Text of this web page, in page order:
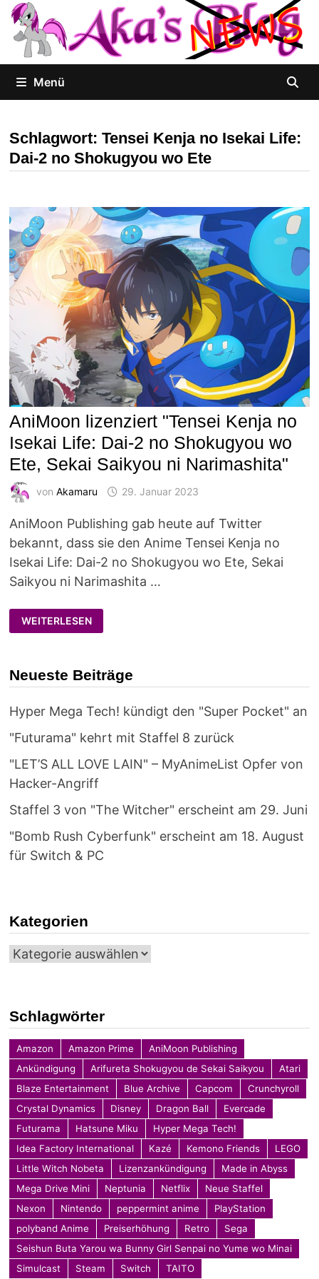
Zum
Inhalt
springen
Menü
Schlagwort: Tensei Kenja no Isekai Life:
Dai-2 no Shokugyou wo Ete
AniMoon lizenziert "Tensei Kenja no
Isekai Life: Dai-2 no Shokugyou wo
Ete, Sekai Saikyou ni Narimashita"
von Akamaru 29. Januar 2023
AniMoon Publishing gab heute auf Twitter
bekannt, dass sie den Anime Tensei Kenja no
Isekai Life: Dai-2 no Shokugyou wo Ete, Sekai
Saikyou ni Narimashita …
ANIMOON
LIZENZIERT
"TENSEI
LIFE:
DAI-
SHOKUGYOU
ETE,
SEKAI
NI
WEITERLESEN
Neueste Beiträge
Hyper Mega Tech! kündigt den "Super Pocket" an
"Futurama" kehrt mit Staffel 8 zurück
"LET’S ALL LOVE LAIN" – MyAnimeList Opfer von
Hacker-Angriff
Staffel 3 von "The Witcher" erscheint am 29. Juni
"Bomb Rush Cyberfunk" erscheint am 18. August
für Switch & PC
Kategorien
Kategorien
Schlagwörter
Amazon Amazon Prime
AniMoon Publishing
Ankündigung
Arifureta Shokugyou de Sekai Saikyou
Atari
Blaze Entertainment
Blue Archive Capcom
Crunchyroll
Crystal Dynamics
Disney Dragon Ball
Evercade
Futurama
Hatsune Miku
Hyper Mega Tech!
Idea Factory International
Kazé Kemono Friends
LEGO
Little Witch Nobeta
Lizenzankündigung
Made in Abyss
Mega Drive Mini
Neptunia Netflix
Neue Staffel
Nexon
Nintendo peppermint anime
PlayStation
polyband Anime
Preiserhöhung Retro
Sega
Seishun Buta Yarou wa Bunny Girl Senpai no Yume wo Minai
Simulcast
Steam Switch TAITO